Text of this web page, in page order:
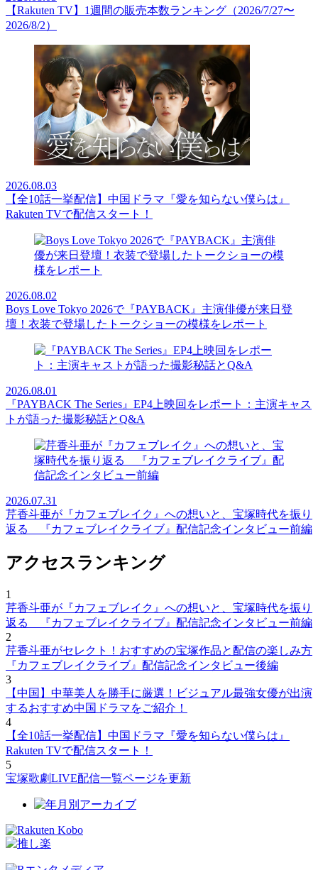
【Rakuten TV】1週間の販売本数ランキング（2026/7/27〜
2026/8/2）
2026.08.03
【全10話一挙配信】中国ドラマ『愛を知らない僕らは』
Rakuten TVで配信スタート！
2026.08.02
Boys Love Tokyo 2026で『PAYBACK』主演俳優が来日登
壇！衣装で登場したトークショーの模様をレポート
2026.08.01
『PAYBACK The Series』EP4上映回をレポート：主演キャス
トが語った撮影秘話とQ&A
2026.07.31
芹香斗亜が『カフェブレイク』への想いと、宝塚時代を振り
返る 『カフェブレイクライブ』配信記念インタビュー前編
アクセスランキング
1
芹香斗亜が『カフェブレイク』への想いと、宝塚時代を振り
返る 『カフェブレイクライブ』配信記念インタビュー前編
2
芹香斗亜がセレクト！おすすめの宝塚作品と配信の楽しみ方
『カフェブレイクライブ』配信記念インタビュー後編
3
【中国】中華美人を勝手に厳選！ビジュアル最強女優が出演
するおすすめ中国ドラマをご紹介！
4
【全10話一挙配信】中国ドラマ『愛を知らない僕らは』
Rakuten TVで配信スタート！
5
宝塚歌劇LIVE配信一覧ページを更新